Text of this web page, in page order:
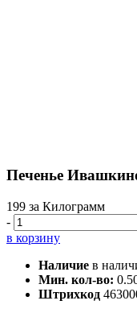
Печенье
199 за Килограмм
-
в корзину
Наличие в
Мин. кол-во:
Штрихкод